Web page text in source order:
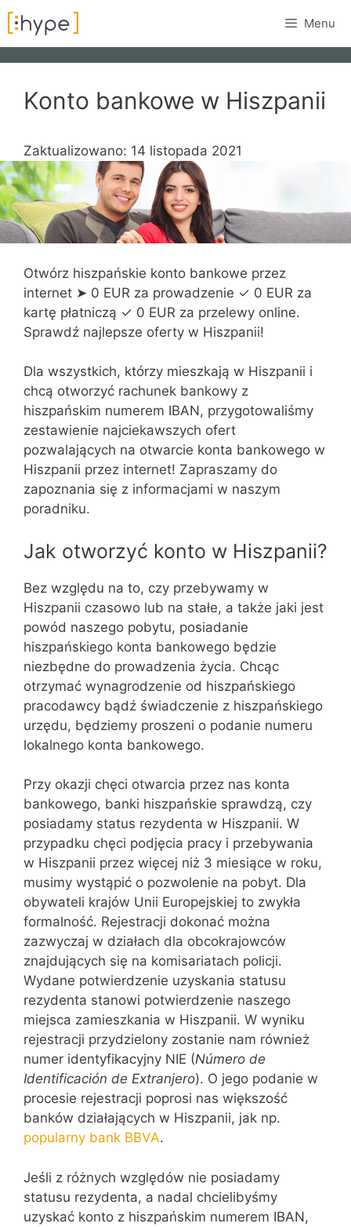
Przejdź
do
treści
Menu
Konto bankowe w Hiszpanii
Zaktualizowano: 14 listopada 2021
Otwórz hiszpańskie konto bankowe przez
internet ➤ 0 EUR za prowadzenie ✓ 0 EUR za
kartę płatniczą ✓ 0 EUR za przelewy online.
Sprawdź najlepsze oferty w Hiszpanii!
Dla wszystkich, którzy mieszkają w Hiszpanii i
chcą otworzyć rachunek bankowy z
hiszpańskim numerem IBAN, przygotowaliśmy
zestawienie najciekawszych ofert
pozwalających na otwarcie konta bankowego w
Hiszpanii przez internet! Zapraszamy do
zapoznania się z informacjami w naszym
poradniku.
Jak otworzyć konto w Hiszpanii?
Bez względu na to, czy przebywamy w
Hiszpanii czasowo lub na stałe, a także jaki jest
powód naszego pobytu, posiadanie
hiszpańskiego konta bankowego będzie
niezbędne do prowadzenia życia. Chcąc
otrzymać wynagrodzenie od hiszpańskiego
pracodawcy bądź świadczenie z hiszpańskiego
urzędu, będziemy proszeni o podanie numeru
lokalnego konta bankowego.
Przy okazji chęci otwarcia przez nas konta
bankowego, banki hiszpańskie sprawdzą, czy
posiadamy status rezydenta w Hiszpanii. W
przypadku chęci podjęcia pracy i przebywania
w Hiszpanii przez więcej niż 3 miesiące w roku,
musimy wystąpić o pozwolenie na pobyt. Dla
obywateli krajów Unii Europejskiej to zwykła
formalność. Rejestracji dokonać można
zazwyczaj w działach dla obcokrajowców
znajdujących się na komisariatach policji.
Wydane potwierdzenie uzyskania statusu
rezydenta stanowi potwierdzenie naszego
miejsca zamieszkania w Hiszpanii. W wyniku
rejestracji przydzielony zostanie nam również
numer identyfikacyjny NIE (Número de
Identificación de Extranjero). O jego podanie w
procesie rejestracji poprosi nas większość
banków działających w Hiszpanii, jak np.
popularny bank BBVA.
Jeśli z różnych względów nie posiadamy
statusu rezydenta, a nadal chcielibyśmy
uzyskać konto z hiszpańskim numerem IBAN,